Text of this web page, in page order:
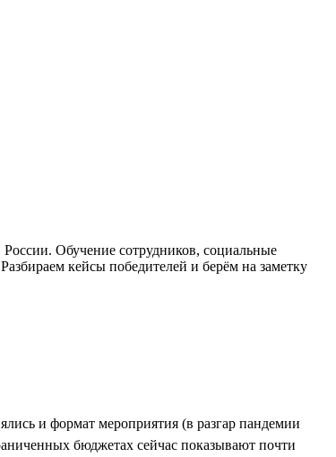
Обучение сотрудников, социальные
кейсы победителей и берём на заметку
и формат мероприятия (в разгар пандемии
бюджетах сейчас показывают почти